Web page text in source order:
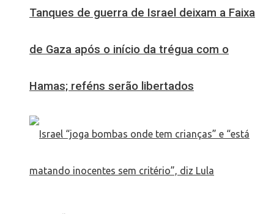
Tanques de guerra de Israel deixam a Faixa
de Gaza após o início da trégua com o
Hamas; reféns serão libertados